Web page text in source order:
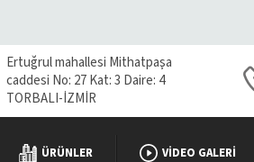
Ertuğrul mahallesi Mithatpaşa
caddesi No: 27 Kat: 3 Daire: 4
TORBALI-İZMİR
ÜRÜNLER VIDEO GALERI